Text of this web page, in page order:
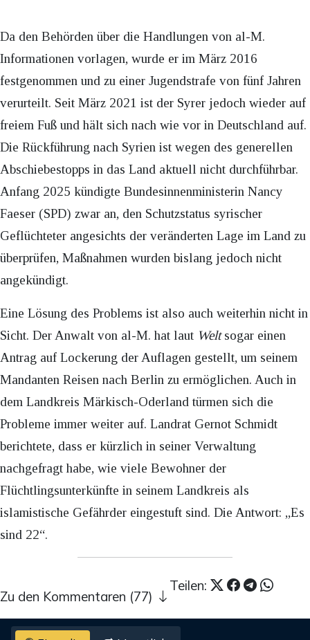
Da den Behörden über die Handlungen von al-M.
Informationen vorlagen, wurde er im März 2016
festgenommen und zu einer Jugendstrafe von fünf Jahren
verurteilt. Seit März 2021 ist der Syrer jedoch wieder auf
freiem Fuß und hält sich nach wie vor in Deutschland auf.
Die Rückführung nach Syrien ist wegen des generellen
Abschiebestopps in das Land aktuell nicht durchführbar.
Anfang 2025 kündigte Bundesinnenministerin Nancy
Faeser (SPD) zwar an, den Schutzstatus syrischer
Geflüchteter angesichts der veränderten Lage im Land zu
überprüfen, Maßnahmen wurden bislang jedoch nicht
angekündigt.
Eine Lösung des Problems ist also auch weiterhin nicht in
Sicht. Der Anwalt von al-M. hat laut Weltsogar einen
Antrag auf Lockerung der Auflagen gestellt, um seinem
Mandanten Reisen nach Berlin zu ermöglichen. Auch in
dem Landkreis Märkisch-Oderland türmen sich die
Probleme immer weiter auf. Landrat Gernot Schmidt
berichtete, dass er kürzlich in seiner Verwaltung
nachgefragt habe, wie viele Bewohner der
Flüchtlingsunterkünfte in seinem Landkreis als
islamistische Gefährder eingestuft sind. Die Antwort: „Es
sind 22“.
Teilen:
Zu den Kommentaren (77)